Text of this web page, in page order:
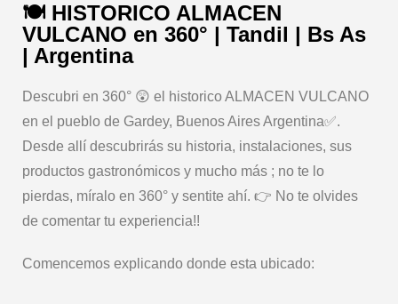
🍽️ HISTORICO ALMACEN
VULCANO en 360° | Tandil | Bs As
| Argentina
Descubri en 360° 😲 el historico ALMACEN VULCANO
en el pueblo de Gardey, Buenos Aires Argentina✅.
Desde allí descubrirás su historia, instalaciones, sus
productos gastronómicos y mucho más ; no te lo
pierdas, míralo en 360° y sentite ahí. 👉 No te olvides
de comentar tu experiencia!!
Comencemos explicando donde esta ubicado: